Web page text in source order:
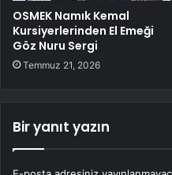
OSMEK Namık Kemal
Kursiyerlerinden El Emeği
Göz Nuru Sergi
Temmuz 21, 2026
Bir yanıt yazın